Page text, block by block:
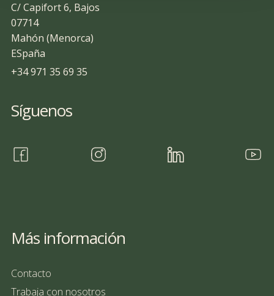
C/ Capifort 6, Bajos
07714
Mahón (Menorca)
ESpaña
+34 971 35 69 35
Síguenos
Más información
Contacto
Trabaja con nosotros